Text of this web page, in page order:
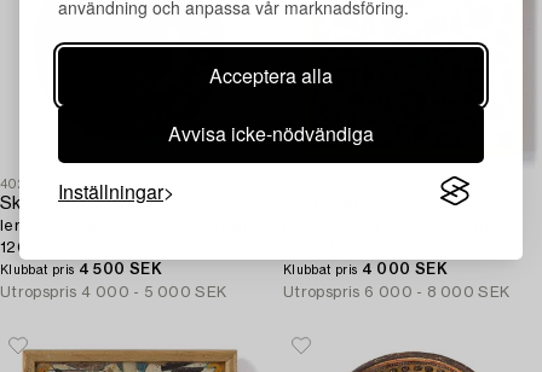
användning och anpassa vår marknadsföring.
Acceptera alla
Avvisa icke-nödvändiga
Inställningar
402
Skål,
lergods, Keshan, centrala Persien,
1200-talet.
Klubbat pris 4 500 SEK
Utropspris 4 000 - 5 000 SEK
Klubbat pris 4 000 SEK
Utropspris 6 000 - 8 000 SEK